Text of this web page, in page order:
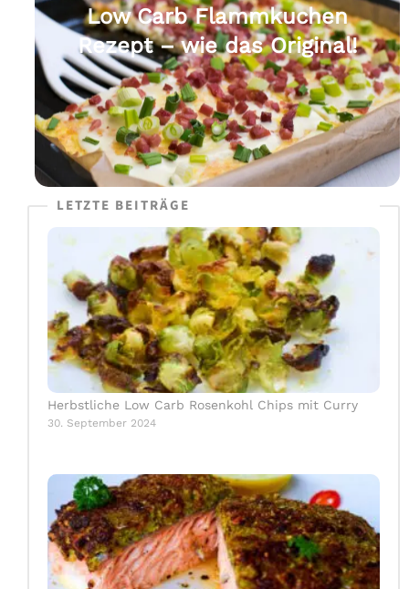
Low Carb Flammkuchen
Rezept – wie das Original!
LETZTE BEITRÄGE
Herbstliche Low Carb Rosenkohl Chips mit Curry
30. September 2024